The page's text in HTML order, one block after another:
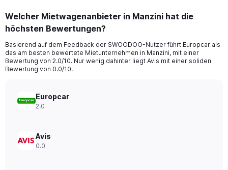
Range:
91
The
chart
has
axis
displaying
to
Welcher Mietwagenanbieter in Manzini hat die
höchsten Bewertungen?
Basierend auf dem Feedback der SWOODOO-Nutzer führt Europcar als
das am besten bewertete Mietunternehmen in Manzini, mit einer
Bewertung von 2.0/10. Nur wenig dahinter liegt Avis mit einer soliden
Bewertung von 0.0/10.
Europcar
2.0
Avis
0.0